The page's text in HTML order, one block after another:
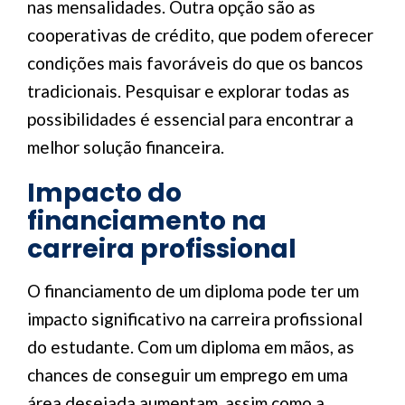
nas mensalidades. Outra opção são as
cooperativas de crédito, que podem oferecer
condições mais favoráveis do que os bancos
tradicionais. Pesquisar e explorar todas as
possibilidades é essencial para encontrar a
melhor solução financeira.
Impacto do
financiamento na
carreira profissional
O financiamento de um diploma pode ter um
impacto significativo na carreira profissional
do estudante. Com um diploma em mãos, as
chances de conseguir um emprego em uma